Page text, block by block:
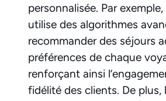
personnalisée. Par exemple,
utilise des algorithmes
recommander des séjours
préférences de chaque
renforçant ainsi
fidélité des clients. De plus,